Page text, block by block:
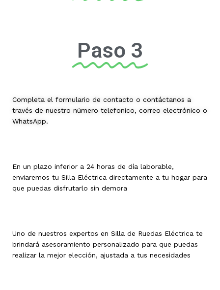
Paso 3
Completa el formulario de contacto o contáctanos a
través de nuestro número telefonico, correo electrónico o
WhatsApp.
En un plazo inferior a 24 horas de día laborable,
enviaremos tu Silla Eléctrica directamente a tu hogar para
que puedas disfrutarlo sin demora
Uno de nuestros expertos en Silla de Ruedas Eléctrica te
brindará asesoramiento personalizado para que puedas
realizar la mejor elección, ajustada a tus necesidades